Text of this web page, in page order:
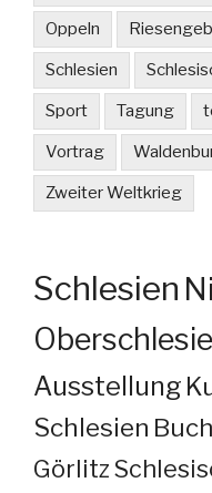
Oppeln
Schlesien
Sport Tagung
Vortrag
Zweiter Weltkrieg
Schlesien
Ausstellung
Schlesien Buch
Görlitz